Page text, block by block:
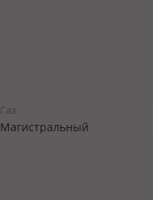
Газ
Магистральный